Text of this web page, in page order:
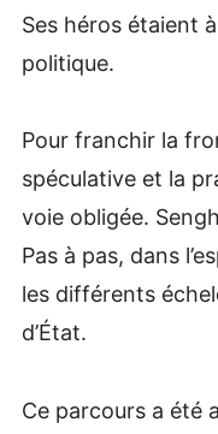
Ses héros étaient
politique.
Pour franchir la
spéculative et la
voie obligée.
Pas à pas, dans
les différents
d’État.
Ce parcours a été